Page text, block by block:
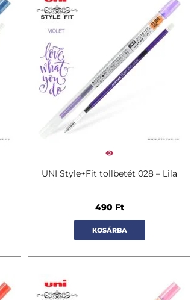
UNI Style+Fit tollbetét 028 – Lila
490 Ft
KOSÁRBA